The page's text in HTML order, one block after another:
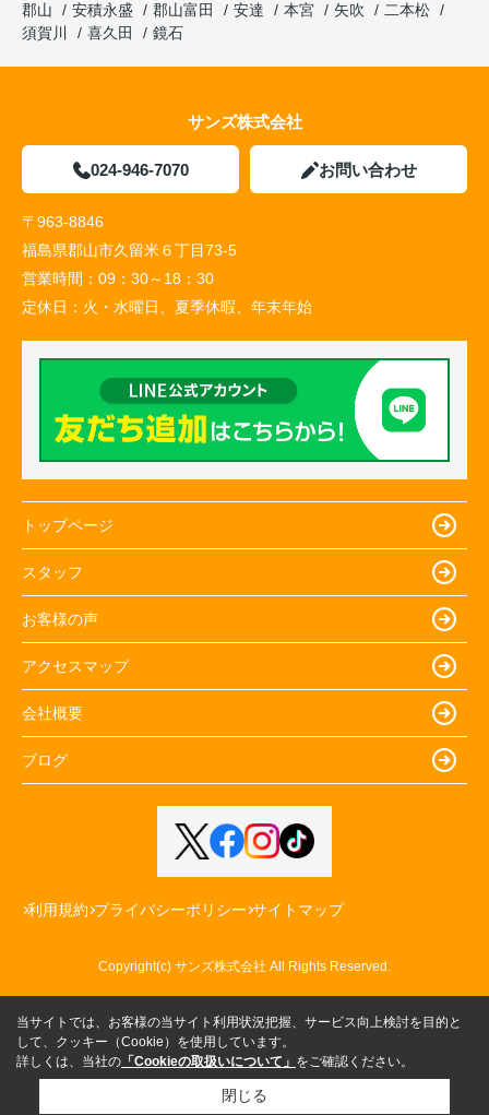
郡山
安積永盛 郡山富田 安達 本宮 矢吹
二本松
須賀川
喜久田 鏡石
サンズ株式会社
024-946-7070 お問い合わせ
〒963-8846
福島県郡山市久留米６丁目73-5
営業時間： 09：30～18：30
定休日： 火・水曜日、夏季休暇、年末年始
トップページ
スタッフ
お客様の声
アクセスマップ
会社概要
ブログ
利用規約 プライバシーポリシー サイトマップ
Copyright(c) サンズ株式会社 All Rights Reserved.
当サイトでは、お客様の当サイト利用状況把握、サービス向上検討を目的と
して、クッキー（Cookie）を使用しています。
詳しくは、当社の 「Cookieの取扱いについて」 をご確認ください。
閉じる